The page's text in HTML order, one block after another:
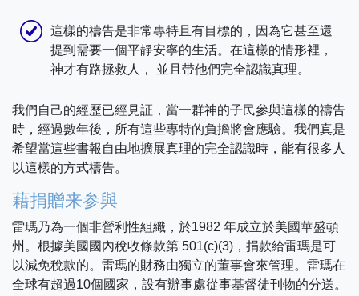
這樣的禱告是非常專特且有目標的，因為它甚至還
提到需要一個平靜安寧的生活。在這樣的情形裡，
神才有路拯救人， 並且带他們完全認識真理。
我們自己的經歷已經見証，當一群神的子民參與這樣的禱告
時，經過數年後，所有這些專特的負擔將會應驗。我們真是
希望當這些書報自由地擴展真理的完全認識時，能有很多人
以這樣的方式禱告。
藉捐贈来参與
雷瑪乃為一個非營利性組織，於1982 年成立於美國華盛頓
州。根據美國國內稅收條款第 501(c)(3)，捐款給雷瑪是可
以減免稅款的。雷瑪的財務由獨立的董事會來管理。雷瑪在
全球有超過10個國家，設有辦事處從事基督徒刊物的分送。